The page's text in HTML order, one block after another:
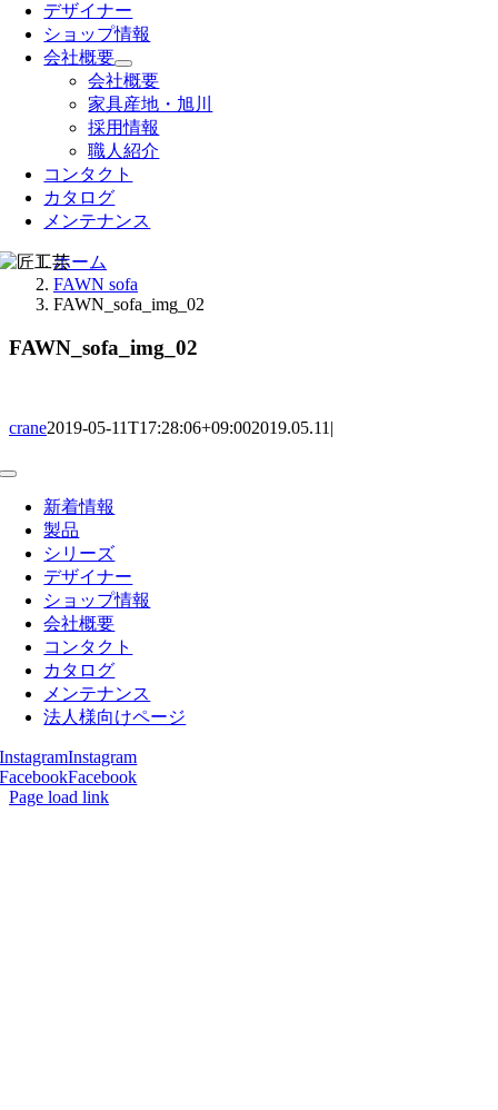
デザイナー
ショップ情報
会社概要
会社概要
家具産地・旭川
採用情報
職人紹介
コンタクト
カタログ
メンテナンス
ホーム
FAWN sofa
FAWN_sofa_img_02
FAWN_sofa_img_02
crane2019-05-11T17:28:06+09:002019.05.11|
Toggle
Navigation新着情報
製品
シリーズ
デザイナー
ショップ情報
会社概要
コンタクト
カタログ
メンテナンス
法人様向けページ
InstagramInstagram
FacebookFacebook
Page load link